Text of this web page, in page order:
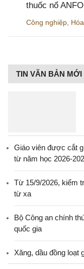
thuốc nổ ANFO
Công nghiệp
TIN VĂN BẢN MỚI
Giáo viên được cắt
từ năm học 2026-
Từ 15/9/2026, kiểm
từ xa
Bộ Công an chính
quốc gia
Xăng, dầu đồng loạt